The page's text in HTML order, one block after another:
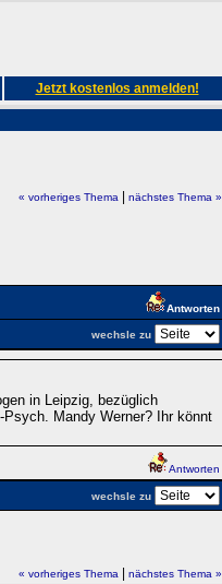
Jetzt kostenlos anmelden!
« vorheriges Thema| nächstes Thema »
Antworten
wechsle zu
in Leipzig, bezüglich
Mandy Werner? Ihr könnt
Antworten
wechsle zu
« vorheriges Thema| nächstes Thema »